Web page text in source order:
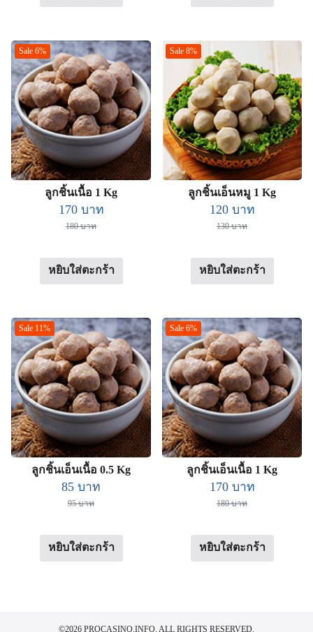
Sale 6%
ลูกชิ้นเนื้อ 1 Kg
180บาท
Original
price
180 บาท.
170 บาทCurrent
170 บาท.
หยิบใส่ตะกร้า
Sale 8%
ลูกชิ้นเอ็นหมู 1 Kg
130บาท
Original
price
130 บาท.
120 บาทCurrent
120 บาท.
หยิบใส่ตะกร้า
Sale 11%
ลูกชิ้นเอ็นเนื้อ 0.5 Kg
95บาท
Original
price
95 บาท.
85 บาท
85 บาท.
หยิบใส่ตะกร้า
Sale 6%
ลูกชิ้นเอ็นเนื้อ 1 Kg
180บาท
Original
price
180 บาท.
170 บาทCurrent
170 บาท.
หยิบใส่ตะกร้า
©2026 PROCASINO.INFO. ALL RIGHTS RESERVED.